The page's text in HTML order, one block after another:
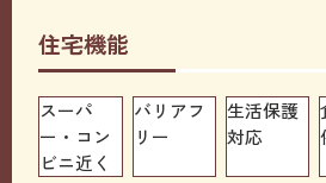
住宅機能
スーパ
ー・コン
ビニ近く
バリアフ
リー
生活保護
対応